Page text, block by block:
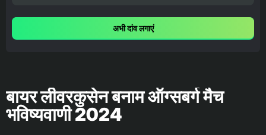
अभी दांव लगाएं
बायर लीवरकुसेन बनाम ऑग्सबर्ग मैच
भविष्यवाणी 2024